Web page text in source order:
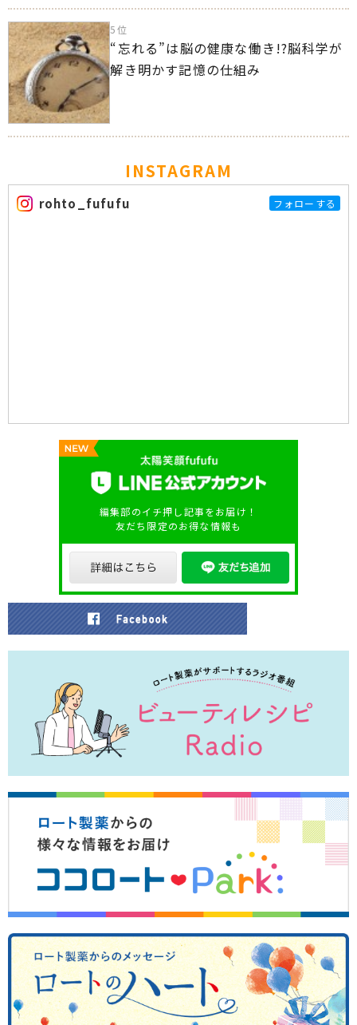
5位
“忘れる”は脳の健康な働き!?脳科学が
解き明かす記憶の仕組み
INSTAGRAM
rohto_fufufu フォローする
編集部のイチ押し記事をお届け！
友だち限定のお得な情報も